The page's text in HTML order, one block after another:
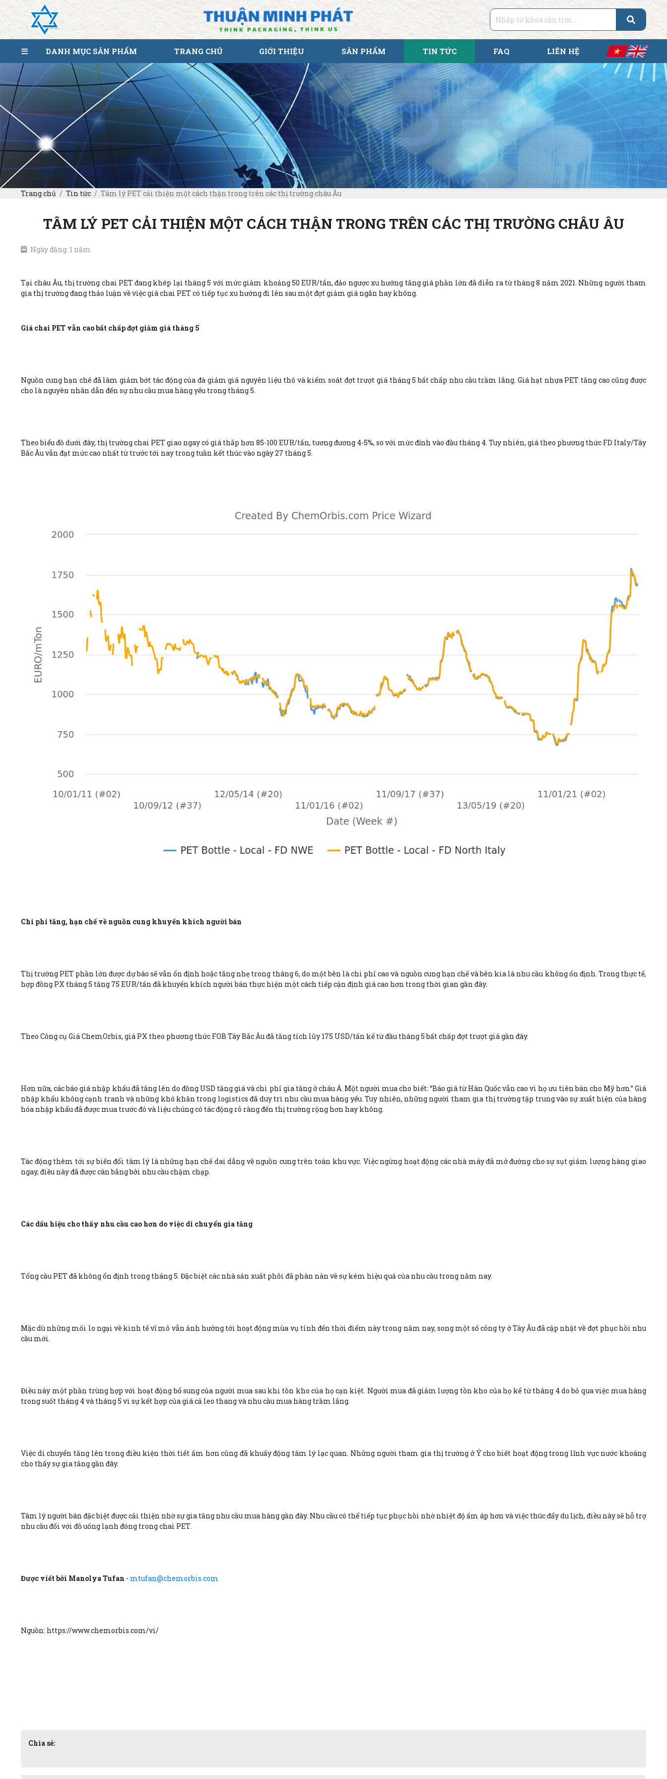
DANH MỤC SẢN PHẨM TRANG CHỦ GIỚI THIỆU SẢN PHẨM TIN TỨC FAQ LIÊN HỆ
Trang chủ Tin tức Tâm lý PET cải thiện một cách thận trong trên các thị trường châu Âu
TÂM LÝ PET CẢI THIỆN MỘT CÁCH THẬN TRONG TRÊN CÁC THỊ TRƯỜNG CHÂU ÂU
Ngày đăng: 1 năm
Tại châu Âu, thị trường chai PET đang khép lại tháng 5 với mức giảm khoảng 50 EUR/tấn, đảo ngược xu hướng tăng giá phần lớn đã diễn ra từ tháng 8 năm 2021. Những người tham
gia thị trường đang thảo luận về việc giá chai PET có tiếp tục xu hướng đi lên sau một đợt giảm giá ngắn hay không.
Giá chai PET vẫn cao bất chấp đợt giảm giá tháng 5
Nguồn cung hạn chế đã làm giảm bớt tác động của đà giảm giá nguyên liệu thô và kiểm soát đợt trượt giá tháng 5 bất chấp nhu cầu trầm lắng. Giá hạt nhựa PET tăng cao cũng được
cho là nguyên nhân dẫn đến sự nhu cầu mua hàng yếu trong tháng 5.
Theo biểu đồ dưới đây, thị trường chai PET giao ngay có giá thấp hơn 85-100 EUR/tấn, tương đương 4-5%, so với mức đỉnh vào đầu tháng 4. Tuy nhiên, giá theo phương thức FD Italy/Tây
Bắc Âu vẫn đạt mức cao nhất từ trước tới nay trong tuần kết thúc vào ngày 27 tháng 5.
Chi phí tăng, hạn chế về nguồn cung khuyến khích người bán
Thị trường PET phần lớn được dự báo sẽ vẫn ổn định hoặc tăng nhẹ trong tháng 6, do một bên là chi phí cao và nguồn cung hạn chế và bên kia là nhu cầu không ổn định. Trong thực tế,
hợp đồng PX tháng 5 tăng 75 EUR/tấn đã khuyến khích người bán thực hiện một cách tiếp cận định giá cao hơn trong thời gian gần đây.
Theo Công cụ Giá ChemOrbis, giá PX theo phương thức FOB Tây Bắc Âu đã tăng tích lũy 175 USD/tấn kể từ đầu tháng 5 bất chấp đợt trượt giá gần đây.
Hơn nữa, các báo giá nhập khẩu đã tăng lên do đồng USD tăng giá và chi phí gia tăng ở châu Á. Một người mua cho biết: “Báo giá từ Hàn Quốc vẫn cao vì họ ưu tiên bán cho Mỹ hơn.” Giá
nhập khẩu không cạnh tranh và những khó khăn trong logistics đã duy trì nhu cầu mua hàng yếu. Tuy nhiên, những người tham gia thị trường tập trung vào sự xuất hiện của hàng
hóa nhập khẩu đã được mua trước đó và liệu chúng có tác động rõ ràng đến thị trường rộng hơn hay không.
Tác động thêm tới sự biến đổi tâm lý là những hạn chế dai dẳng về nguồn cung trên toàn khu vực. Việc ngừng hoạt động các nhà máy đã mở đường cho sự sụt giảm lượng hàng giao
ngay, điều này đã được cân bằng bởi nhu cầu chậm chạp.
Các dấu hiệu cho thấy nhu cầu cao hơn do việc di chuyển gia tăng
Tổng cầu PET đã không ổn định trong tháng 5. Đặc biệt các nhà sản xuất phôi đã phàn nàn về sự kém hiệu quả của nhu cầu trong năm nay.
Mặc dù những mối lo ngại về kinh tế vĩ mô vẫn ảnh hưởng tới hoạt động mùa vụ tính đến thời điểm này trong năm nay, song một số công ty ở Tây Âu đã cập nhật về đợt phục hồi nhu
cầu mới.
Điều này một phần trùng hợp với hoạt động bổ sung của người mua sau khi tồn kho của họ cạn kiệt. Người mua đã giảm lượng tồn kho của họ kể từ tháng 4 do bỏ qua việc mua hàng
trong suốt tháng 4 và tháng 5 vì sự kết hợp của giá cả leo thang và nhu cầu mua hàng trầm lắng.
Việc di chuyển tăng lên trong điều kiện thời tiết ấm hơn cũng đã khuấy động tâm lý lạc quan. Những người tham gia thị trường ở Ý cho biết hoạt động trong lĩnh vực nước khoáng
cho thấy sự gia tăng gần đây.
Tâm lý người bán đặc biệt được cải thiện nhờ sự gia tăng nhu cầu mua hàng gần đây. Nhu cầu có thể tiếp tục phục hồi nhờ nhiệt độ ấm áp hơn và việc thúc đẩy du lịch, điều này sẽ hỗ trợ
nhu cầu đối với đồ uống lạnh đóng trong chai PET.
Được viết bởi Manolya Tufan - mtufan@chemorbis.com
Nguồn: https://www.chemorbis.com/vi/
Chia sẻ: